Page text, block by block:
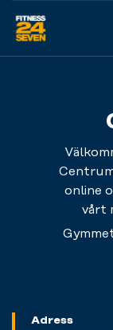
Logo
online
vårt
Adress